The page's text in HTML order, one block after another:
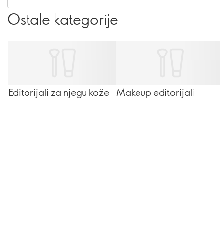
Ostale kategorije
Editorijali za njegu kože Makeup editorijali